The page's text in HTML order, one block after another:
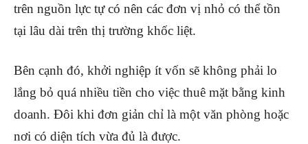
trên nguồn lực tự có nên các đơn vị nhỏ có thể tồn
tại lâu dài trên thị trường khốc liệt.
Bên cạnh đó, khởi nghiệp ít vốn sẽ không phải lo
lắng bỏ quá nhiều tiền cho việc thuê mặt bằng kinh
doanh. Đôi khi đơn giản chỉ là một văn phòng hoặc
nơi có diện tích vừa đủ là được.